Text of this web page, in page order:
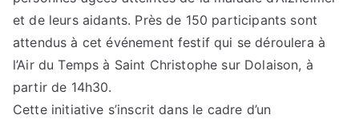
et de leurs aidants. Près de 150 participants sont
attendus à cet événement festif qui se déroulera à
l’Air du Temps à Saint Christophe sur Dolaison, à
partir de 14h30.
Cette initiative s’inscrit dans le cadre d’un